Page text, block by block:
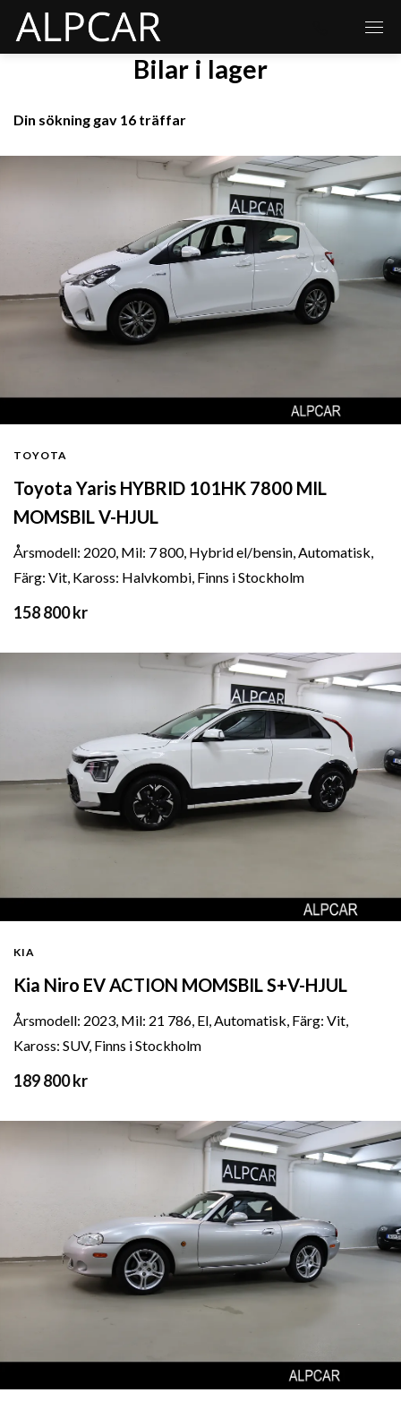
Bilar i lager
Din sökning gav 16 träffar
TOYOTA
Toyota Yaris HYBRID 101HK 7800 MIL
MOMSBIL V-HJUL
Årsmodell: 2020, Mil: 7 800, Hybrid el/bensin, Automatisk,
Färg: Vit, Kaross: Halvkombi, Finns i Stockholm
158 800 kr
KIA
Kia Niro EV ACTION MOMSBIL S+V-HJUL
Årsmodell: 2023, Mil: 21 786, El, Automatisk, Färg: Vit,
Kaross: SUV, Finns i Stockholm
189 800 kr